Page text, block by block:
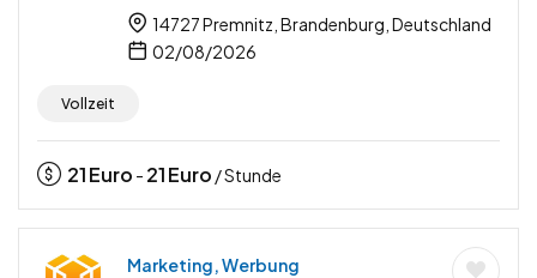
14727 Premnitz, Brandenburg, Deutschland
02/08/2026
Vollzeit
21Euro - 21Euro / Stunde
Marketing, Werbung